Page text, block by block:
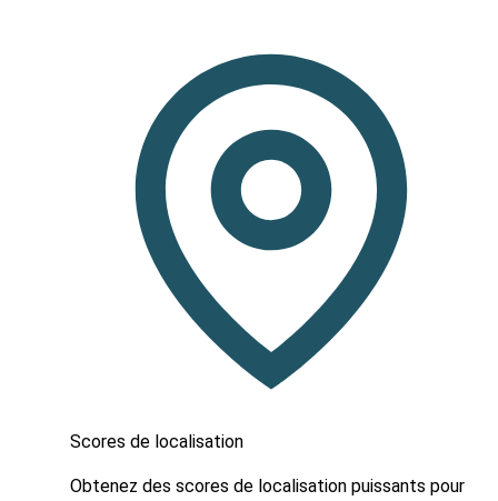
Scores de localisation
Obtenez des scores de localisation puissants pour